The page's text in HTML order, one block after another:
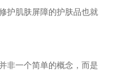
护肌肤屏障的护肤品也就
一个简单的概念，而是